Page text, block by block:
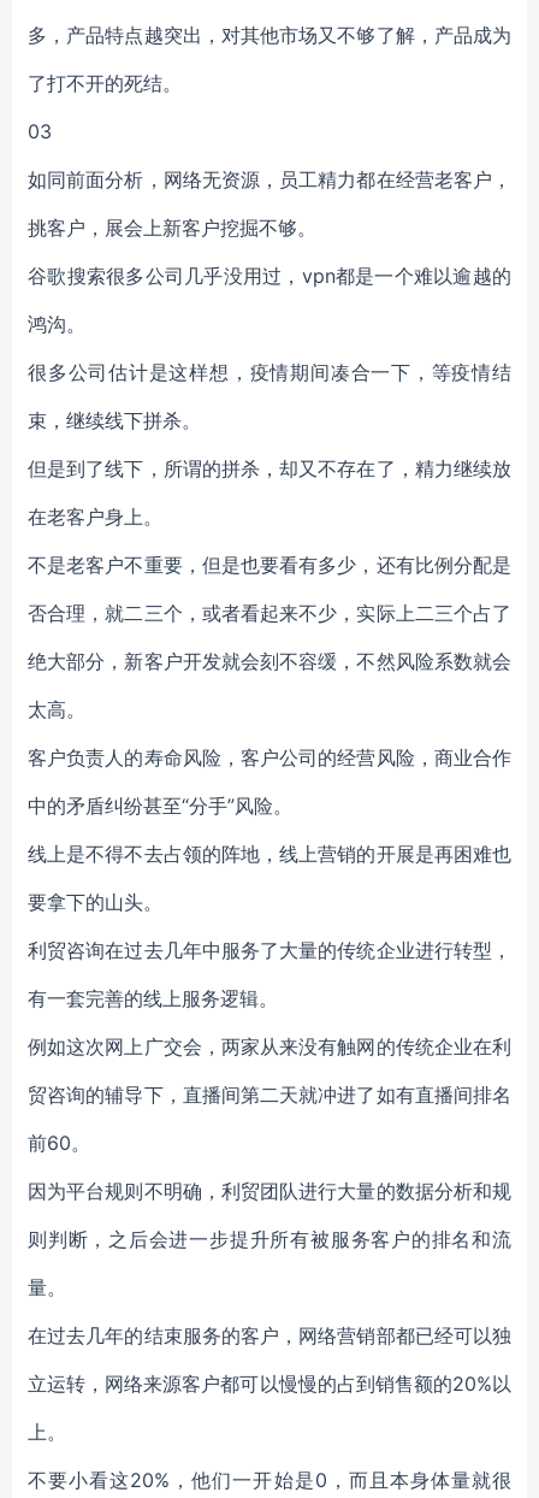
多，产品特点越突出，对其他市场又不够了解，产品成为
了打不开的死结。
03
如同前面分析，网络无资源，员工精力都在经营老客户，
挑客户，展会上新客户挖掘不够。
谷歌搜索很多公司几乎没用过，vpn都是一个难以逾越的
鸿沟。
很多公司估计是这样想，疫情期间凑合一下，等疫情结
束，继续线下拼杀。
但是到了线下，所谓的拼杀，却又不存在了，精力继续放
在老客户身上。
不是老客户不重要，但是也要看有多少，还有比例分配是
否合理，就二三个，或者看起来不少，实际上二三个占了
绝大部分，新客户开发就会刻不容缓，不然风险系数就会
太高。
客户负责人的寿命风险，客户公司的经营风险，商业合作
中的矛盾纠纷甚至“分手”风险。
线上是不得不去占领的阵地，线上营销的开展是再困难也
要拿下的山头。
利贸咨询在过去几年中服务了大量的传统企业进行转型，
有一套完善的线上服务逻辑。
例如这次网上广交会，两家从来没有触网的传统企业在利
贸咨询的辅导下，直播间第二天就冲进了如有直播间排名
前60。
因为平台规则不明确，利贸团队进行大量的数据分析和规
则判断，之后会进一步提升所有被服务客户的排名和流
量。
在过去几年的结束服务的客户，网络营销部都已经可以独
立运转，网络来源客户都可以慢慢的占到销售额的20%以
上。
不要小看这20%，他们一开始是0，而且本身体量就很